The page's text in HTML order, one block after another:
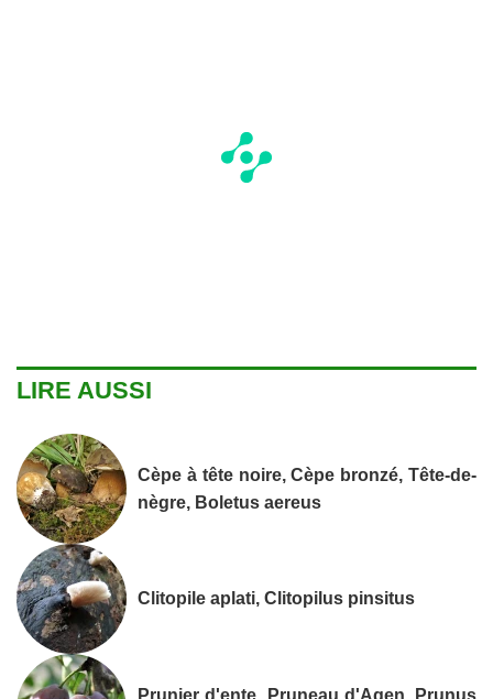
LIRE AUSSI
Cèpe à tête noire, Cèpe bronzé, Tête-de-
nègre, Boletus aereus
Clitopile aplati, Clitopilus pinsitus
Prunier d'ente, Pruneau d'Agen, Prunus